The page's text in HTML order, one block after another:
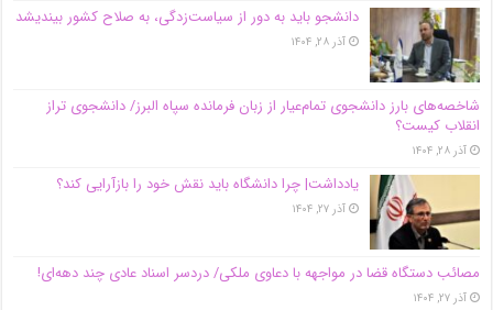
دانشجو باید به دور از سیاست‌زدگی، به صلاح کشور بیندیشد
آذر ۲۸, ۱۴۰۴
شاخصه‌های بارز دانشجوی تمام‌عیار از زبان فرمانده سپاه البرز/ دانشجوی تراز
انقلاب کیست؟
آذر ۲۸, ۱۴۰۴
یادداشت| چرا دانشگاه باید نقش خود را بازآرایی کند؟
آذر ۲۷, ۱۴۰۴
مصائب دستگاه قضا در مواجهه با دعاوی ملکی/ دردسر اسناد عادی چند‌ دهه‌ای!
آذر ۲۷, ۱۴۰۴